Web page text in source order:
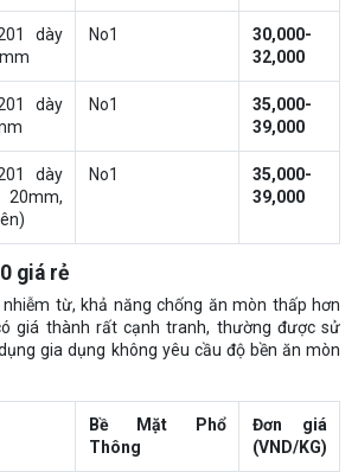
dày
No1
30,000-
32,000
dày
No1
35,000-
39,000
dày
No1
35,000-
39,000
giá rẻ
nhiễm từ, khả năng chống ăn mòn thấp hơn
giá thành rất cạnh tranh, thường được sử
gia dụng không yêu cầu độ bền ăn mòn
Bề Mặt Phổ
Thông
Đơn giá
(VND/KG)